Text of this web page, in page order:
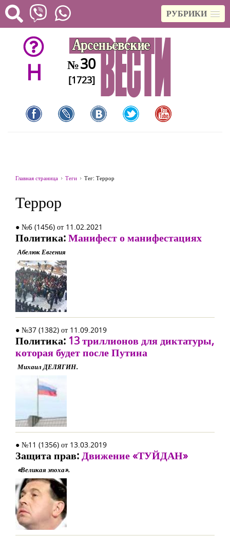
РУБРИКИ
H №30
[1723]
Главная страница Теги Тег: Террор
Террор
● №6 (1456) от 11.02.2021
Политика:Манифест о манифестациях
Абелюк Евгения
● №37 (1382) от 11.09.2019
Политика: 13 триллионов для диктатуры,
которая будет после Путина
Михаил ДЕЛЯГИН.
● №11 (1356) от 13.03.2019
Защита прав:Движение «ТУЙДАН»
«Великая эпоха».